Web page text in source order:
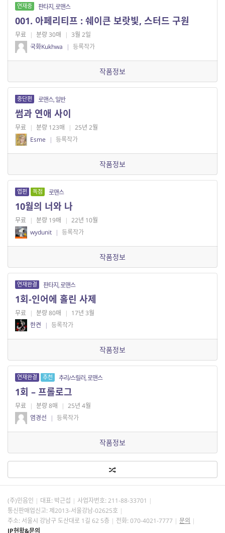
연재중 판타지, 로맨스
001. 아페리티프 : 쉐이큰 보랏빛, 스터드 구원
무료 | 분량 30매 | 3월 2일
국화Kukhwa
| 등록작가
작품정보
중단편 로맨스, 일반
썸과 연애 사이
무료 | 분량 123매 | 25년 2월
Esme
| 등록작가
작품정보
엽편 독점 로맨스
10월의 너와 나
무료 | 분량 19매 | 22년 10월
wydunit | 등록작가
작품정보
연재완결 판타지, 로맨스
1회-인어에 홀린 사제
무료 | 분량 80매 | 17년 3월
한켠
| 등록작가
작품정보
연재완결 추천 추리/스릴러, 로맨스
1회 – 프롤로그
무료 | 분량 8매 | 25년 4월
염경선
| 등록작가
작품정보
(주)민음인 대표: 박근섭 사업자번호: 211-88-33701
통신판매업신고: 제2013-서울강남-02625호
주소: 서울시 강남구 도산대로 1길 62 5층
전화: 070-4021-7777
문의
IP현황&문의